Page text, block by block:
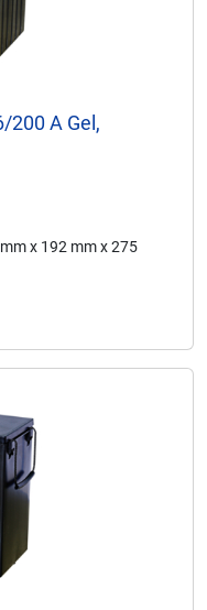
200 A Gel,
x 192 mm x 275